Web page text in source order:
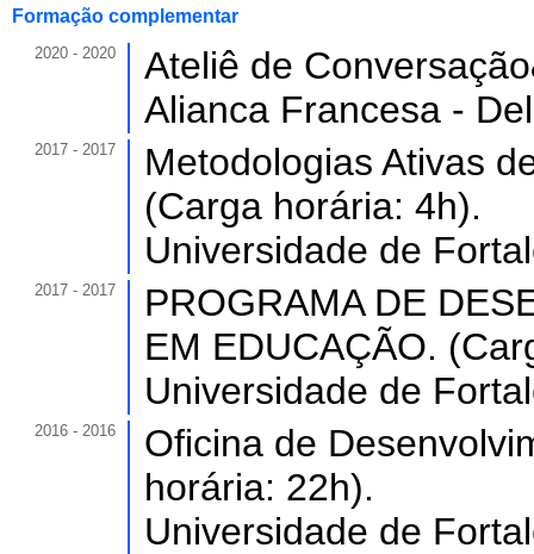
Formação complementar
2020 - 2020
Ateliê de
Alianca Francesa -
2017 - 2017
Metodologias Ativas
(Carga horária: 4h).
Universidade de
2017 - 2017
PROGRAMA DE
EM EDUCAÇÃO.
Universidade de
2016 - 2016
Oficina de
horária: 22h).
Universidade de